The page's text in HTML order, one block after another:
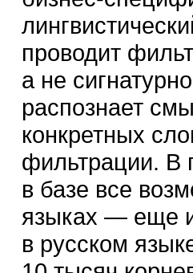
проводит
а не
распознает
конкретных
фильтрации. В
в базе все
языках — еще
в русском